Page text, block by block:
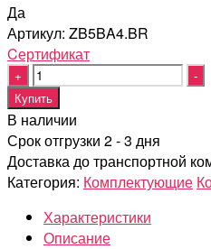
Да
Артикул: ZB5BA4.BR
Cертификат
Quantity
Купить
В наличии
Срок отгрузки 2 - 3 дня
Доставка до транспортной
Категория: Комплектующие
Характеристики
Описание